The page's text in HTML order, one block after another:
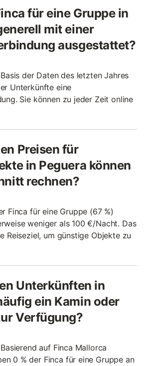
für eine Gruppe in
mit einer
ausgestattet?
der Daten des letzten Jahres
Unterkünfte eine
Sie können zu jeder Zeit online
Preisen für
in Peguera können
rechnen?
Finca für eine Gruppe (67 %)
weniger als 100 €/Nacht. Das
Reiseziel, um günstige Objekte zu
Unterkünften in
ein Kamin oder
Verfügung?
auf Finca Mallorca
0 % der Finca für eine Gruppe an